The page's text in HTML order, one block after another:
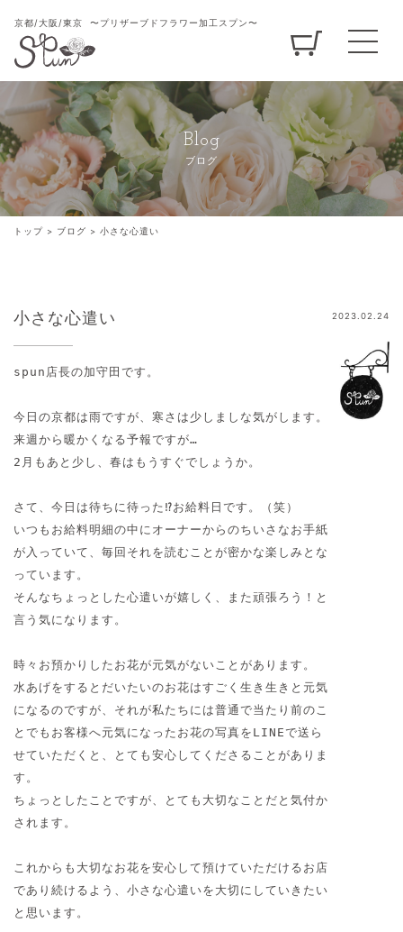
京都/大阪/東京 〜プリザーブドフラワー加工スプン〜
Blog
ブログ
トップ > ブログ > 小さな心遣い
小さな心遣い 2023.02.24
spun店長の加守田です。
今日の京都は雨ですが、寒さは少しましな気がします。
来週から暖かくなる予報ですが…
2月もあと少し、春はもうすぐでしょうか。
さて、今日は待ちに待った⁉︎お給料日です。（笑）
いつもお給料明細の中にオーナーからのちいさなお手紙
が入っていて、毎回それを読むことが密かな楽しみとな
っています。
そんなちょっとした心遣いが嬉しく、また頑張ろう！と
言う気になります。
時々お預かりしたお花が元気がないことがあります。
水あげをするとだいたいのお花はすごく生き生きと元気
になるのですが、それが私たちには普通で当たり前のこ
とでもお客様へ元気になったお花の写真をLINEで送ら
せていただくと、とても安心してくださることがありま
す。
ちょっとしたことですが、とても大切なことだと気付か
されます。
これからも大切なお花を安心して預けていただけるお店
であり続けるよう、小さな心遣いを大切にしていきたい
と思います。